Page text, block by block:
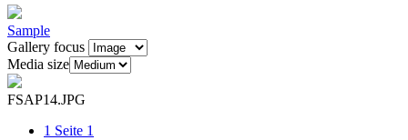
Sample
Gallery focus
Media size
FSAP14.JPG
1 Seite 1